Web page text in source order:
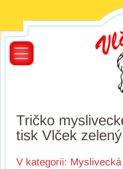
Tričko
tisk Vlček
V kategorii: